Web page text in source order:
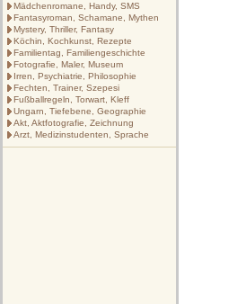
Mädchenromane, Handy, SMS
Fantasyroman, Schamane, Mythen
Mystery, Thriller, Fantasy
Köchin, Kochkunst, Rezepte
Familientag, Familiengeschichte
Fotografie, Maler, Museum
Irren, Psychiatrie, Philosophie
Fechten, Trainer, Szepesi
Fußballregeln, Torwart, Kleff
Ungarn, Tiefebene, Geographie
Akt, Aktfotografie, Zeichnung
Arzt, Medizinstudenten, Sprache